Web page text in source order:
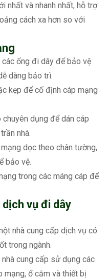
nhất và nhanh nhất, hỗ trợ
cách xa hơn so với
các ống đi dây để bảo vệ
dàng bảo trì.
kẹp để cố định cáp mạng
dụng để dán cáp
nhà.
dọc theo chân tường,
bảo vệ.
trong các máng cáp để
vụ đi dây
nhà cung cấp dịch vụ có
trong ngành.
cung cấp sử dụng các
mạng, ổ cắm và thiết bị